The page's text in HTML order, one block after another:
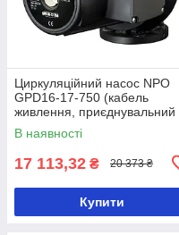
Циркуляційний насос NPO
GPD16-17-750 (кабель
живлення, приєднувальний
комплект) — 4823121301971
В наявності
17 113,32 ₴ 20 373 ₴
Купити